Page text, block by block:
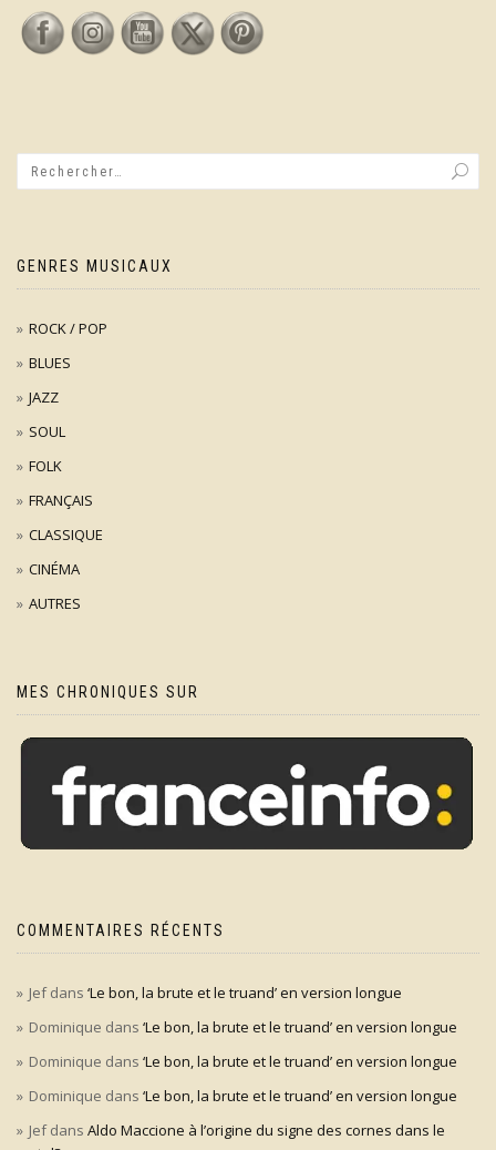
GENRES MUSICAUX
ROCK / POP
BLUES
JAZZ
SOUL
FOLK
FRANÇAIS
CLASSIQUE
CINÉMA
AUTRES
MES CHRONIQUES SUR
COMMENTAIRES RÉCENTS
Jefdans ‘Le bon, la brute et le truand’ en version longue
Dominique dans ‘Le bon, la brute et le truand’ en version longue
Dominique dans ‘Le bon, la brute et le truand’ en version longue
Dominique dans ‘Le bon, la brute et le truand’ en version longue
Jefdans Aldo Maccione à l’origine du signe des cornes dans le